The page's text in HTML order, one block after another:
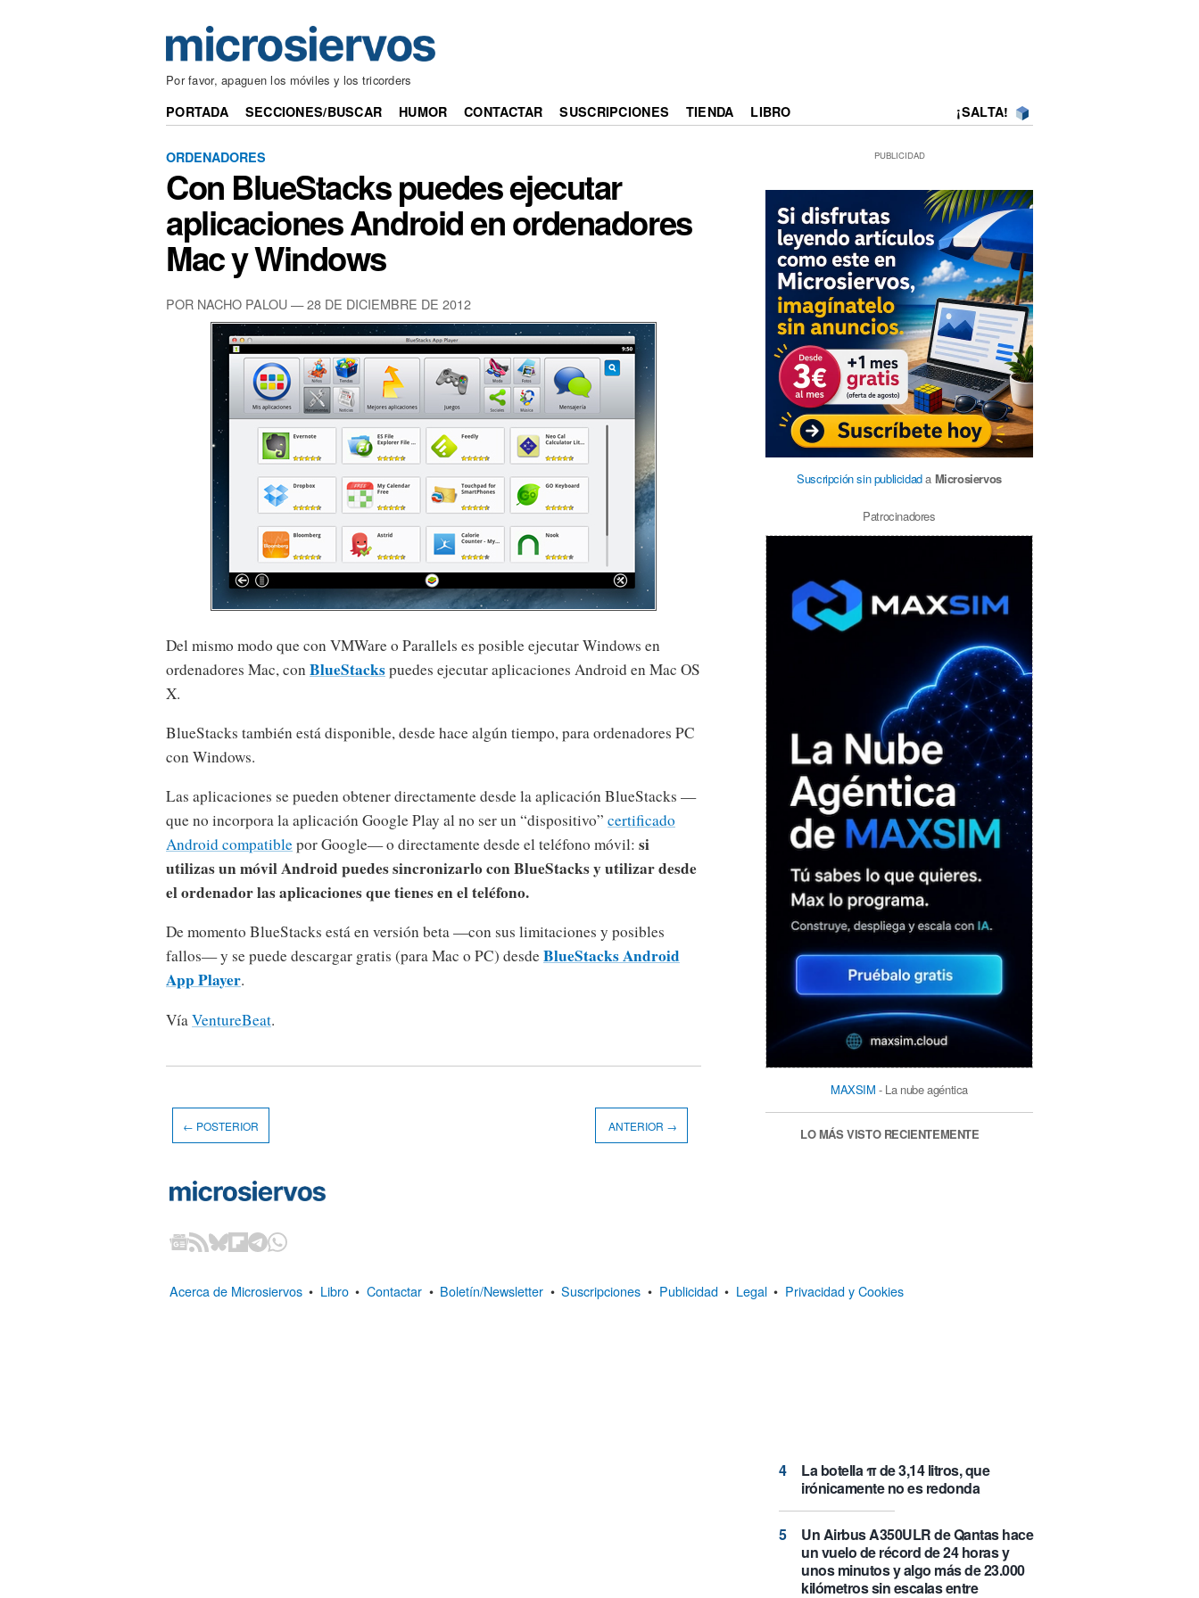
Por favor, apaguen los móviles y los tricorders
PORTADA SECCIONES/BUSCAR HUMOR CONTACTAR SUSCRIPCIONES TIENDA LIBRO ¡SALTA!
ORDENADORES
Con BlueStacks puedes ejecutar
aplicaciones Android en ordenadores
Mac y Windows
POR NACHO PALOU — 28 DE DICIEMBRE DE 2012
Del mismo modo que con VMWare o Parallels es posible ejecutar Windows en
ordenadores Mac, con BlueStackspuedes ejecutar aplicaciones Android en Mac OS
X.
BlueStacks también está disponible, desde hace algún tiempo, para ordenadores PC
con Windows.
Las aplicaciones se pueden obtener directamente desde la aplicación BlueStacks —
que no incorpora la aplicación Google Play al no ser un “dispositivo” certificado
Android compatiblepor Google— o directamente desde el teléfono móvil: si
utilizas un móvil Android puedes sincronizarlo con BlueStacks y utilizar desde
el ordenador las aplicaciones que tienes en el teléfono.
De momento BlueStacks está en versión beta —con sus limitaciones y posibles
fallos— y se puede descargar gratis (para Mac o PC) desdeBlueStacks Android
App Player.
Vía VentureBeat.
PUBLICIDAD
Suscripción sin publicidada Microsiervos
Patrocinadores
MAXSIM - La nube agéntica
LO MÁS VISTO RECIENTEMENTE
castillos del mundo, clasificados por
su «fama» en la Wikipedia.
La botella π de 3,14 litros, que
irónicamente no es redonda
Un Airbus A350ULR de Qantas hace
un vuelo de récord de 24 horas y
unos minutos y algo más de 23.000
kilómetros sin escalas entre
← POSTERIOR ANTERIOR →
Acerca de Microsiervos • Libro • Contactar • Boletín/Newsletter • Suscripciones • Publicidad • Legal • Privacidad y Cookies